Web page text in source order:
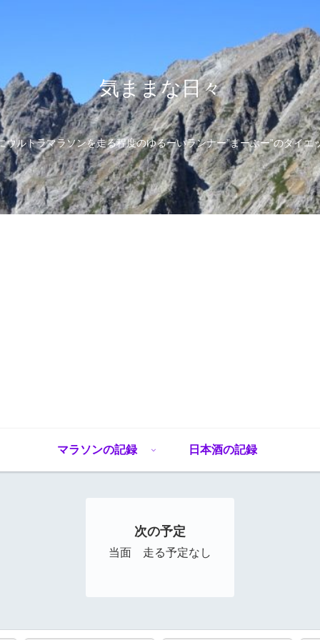
気ままな日々
ウルトラマラソンを走る程度のゆるーいランナー”まーぶー”のダイエ
マラソンの記録 日本酒の記録
次の予定
当面 走る予定なし